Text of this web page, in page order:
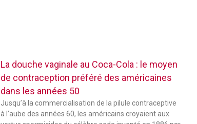
La douche vaginale au Coca-Cola : le moyen
de contraception préféré des américaines
dans les années 50
Jusqu’à la commercialisation de la pilule contraceptive
à l’aube des années 60, les américains croyaient aux